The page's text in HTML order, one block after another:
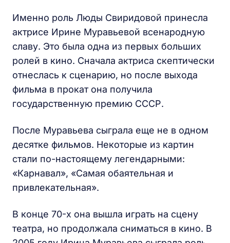
Именно роль Люды Свиридовой принесла
актрисе Ирине Муравьевой всенародную
славу. Это была одна из первых больших
ролей в кино. Сначала актриса скептически
отнеслась к сценарию, но после выхода
фильма в прокат она получила
государственную премию СССР.
После Муравьева сыграла еще не в одном
десятке фильмов. Некоторые из картин
стали по-настоящему легендарными:
«Карнавал», «Самая обаятельная и
привлекательная».
В конце 70-х она вышла играть на сцену
театра, но продолжала сниматься в кино. В